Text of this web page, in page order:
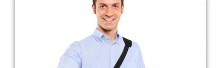
Великий Омеляник
Верхнеднепровск